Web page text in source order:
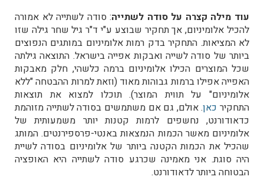
עוד מילה קצרה על סודה לשתייה: סודה לשתייה לא אמורה
להכיל אלומיניום, אך תחקיר שבוצע ע"י ד"ר גיל שחר גילה שזו
לא המציאות. התחקיר בדק רמות אלומיניום במותגים הנפוצים
ביותר של סודה לשייה ואבקות אפייה בישראל. התוצאה גילתה
שכל המוצרים הכילו אלומיניום ברמה כלשהי, חלק מאבקות
האפייה אפילו ברמות גבוהות מאוד (וזאת למרות ההבטחה "ללא
אלומיניום" על תווית המוצר). תוכלו למצוא את תוצאות
התחקיר כאן. אולם, גם אם משתמשים בסודה לשתייה מזוהמת
כדאודורנט, נחשפים לרמות קטנות יותר משמעותית של
אלומיניום מאשר הכמות הנמצאות באנטי-פרספירנטים. המותג
שהכיל את הכמות הקטנה ביותר של אלומיניום בסודה לשיית
היה סוגת. אני מאמינה שכרגע סודה לשתייה היא האופציה
הבטוחה ביותר לדאודורנט.